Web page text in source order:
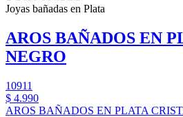
Joyas bañadas en Plata
AROS BAÑADOS EN
NEGRO
10911
$ 4.990
AROS BAÑADOS EN PLATA